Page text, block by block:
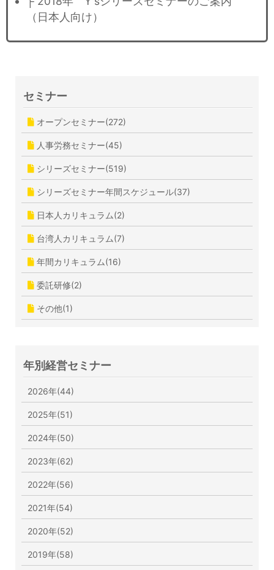
（日本人向け）
セミナー
オープンセミナー(272)
人事労務セミナー(45)
シリーズセミナー(519)
シリーズセミナー年間スケジュール(37)
日本人カリキュラム(2)
台湾人カリキュラム(7)
年間カリキュラム(16)
委託研修(2)
その他(1)
年別経営セミナー
2026年(44)
2025年(51)
2024年(50)
2023年(62)
2022年(56)
2021年(54)
2020年(52)
2019年(58)